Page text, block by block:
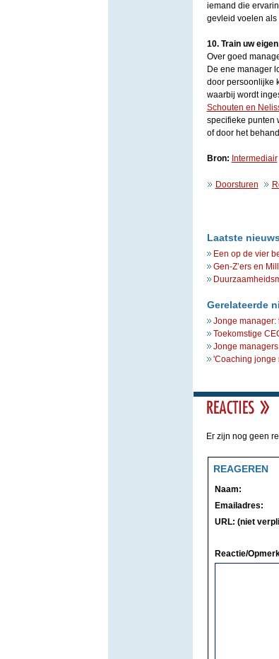
iemand die
gevleid voelen als
10. Train uw
Over goed
De ene manager
door persoonlijke
waarbij wordt
Schouten en
specifieke punten
of door het
Bron: Intermediair
Doorsturen
Laatste
Een op de vier
Gen-Z’ers en
Gerelateerde
Jonge
Toekomstige
Jonge
'Coaching jonge
Er zijn nog geen
REAGEREN
Naam:
Emailadres:
URL: (niet
Reactie/